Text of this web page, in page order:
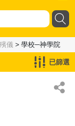
儀 > 學校─神學院
已篩選